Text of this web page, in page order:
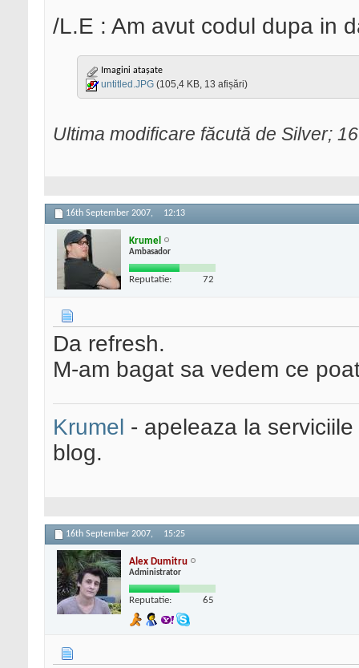
/L.E : Am avut codul dupa in
Imagini atașate
untitled.JPG (105,4 KB, 13 afișări)
Ultima modificare făcută de Silver;
16th September 2007, 12:13
Krumel
Ambasador
Reputatie: 72
Da refresh.
M-am bagat sa vedem ce
Krumel - apeleaza la
blog.
16th September 2007, 15:25
Alex Dumitru
Administrator
Reputatie: 65